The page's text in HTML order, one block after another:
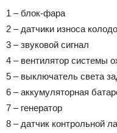
1 – блок-фара
2 – датчики износа
3 – звуковой сигнал
4 – вентилятор системы
5 – выключатель света
6 – аккумуляторная
7 – генератор
8 – датчик контрольной